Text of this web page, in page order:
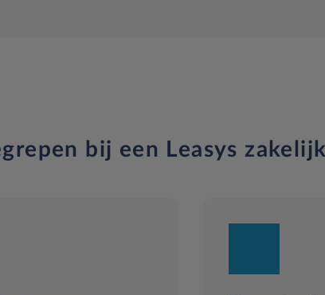
bij een Leasys